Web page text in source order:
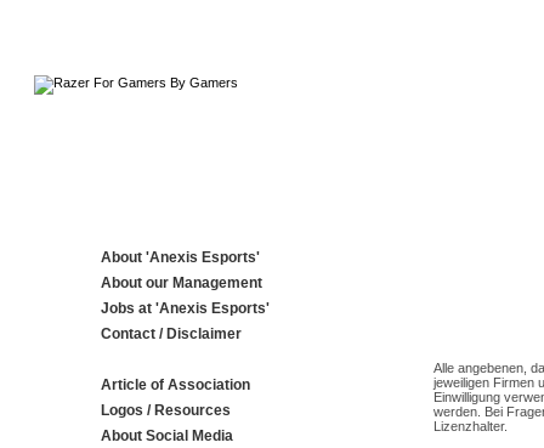
About 'Anexis Esports'
About our Management
Jobs at 'Anexis Esports'
Contact / Disclaimer
Article of Association
Logos / Resources
About Social Media
Alle angebenen,
jeweiligen Firmen
Einwilligung
werden. Bei
Lizenzhalter.